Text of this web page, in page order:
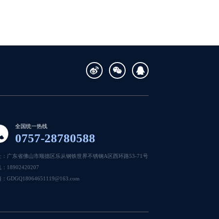
全国统一热线
0757-28780588
：广东省佛山市顺德区乐从钢铁世界不锈钢A区西环路53-71号
：18902420207
：GDGQ18064651119@163.com